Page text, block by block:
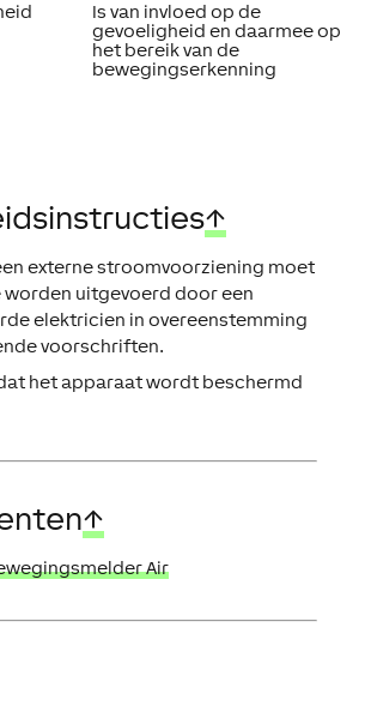
Is van invloed op de
gevoeligheid en daarmee op
het bereik van de
bewegingserkenning
↑
externe stroomvoorziening moet
uitgevoerd door een
elektricien in overeenstemming
voorschriften.
het apparaat wordt beschermd
↑
Air